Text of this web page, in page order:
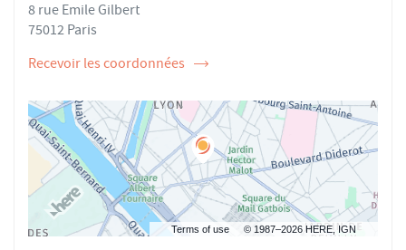
BARES AU
8 rue Emile Gilbert
75012 Paris
Recevoir les coordonnées
de
Mélina
BARES
Terms of use © 1987–2026 HERE, IGN